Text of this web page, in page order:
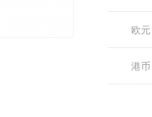
欧元
港币